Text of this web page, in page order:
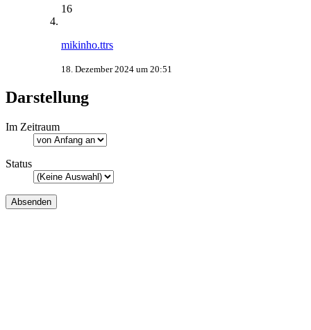
16
mikinho.ttrs
18. Dezember 2024 um 20:51
Darstellung
Im Zeitraum
Status